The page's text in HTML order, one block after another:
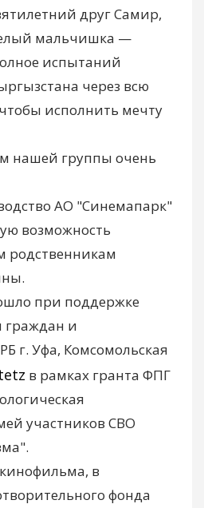
друг Самир,
мальчишка —
испытаний
через всю
исполнить мечту
нашей группы очень
АО "Синемапарк"
возможность
родственникам
при поддержке
граждан и
г. Уфа, Комсомольская
в рамках гранта ФПГ
участников СВО
в
фонда